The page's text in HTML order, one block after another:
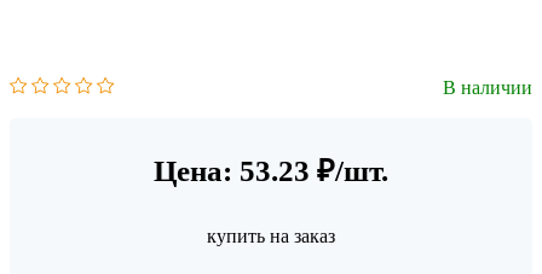
В наличии
Цена: 53.23 ₽/шт.
купить на заказ